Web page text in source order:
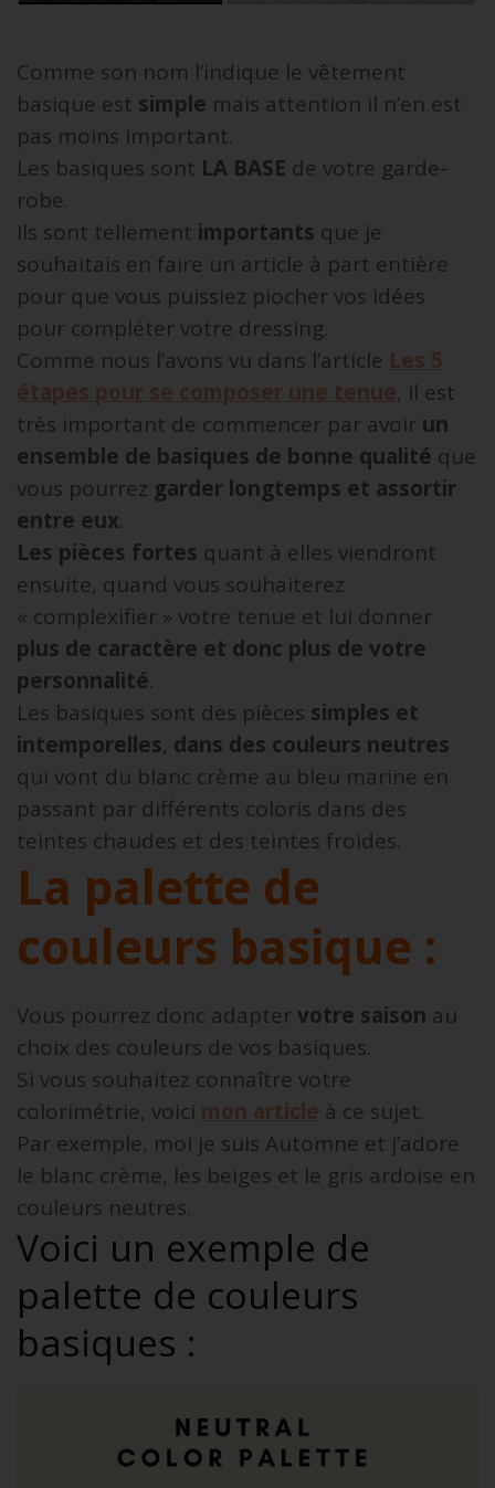
Comme son nom l’indique le vêtement
basique est simple mais attention il n’en est
pas moins important.
Les basiques sont LA BASE de votre garde-
robe.
Ils sont tellement importants que je
souhaitais en faire un article à part entière
pour que vous puissiez piocher vos idées
pour compléter votre dressing.
Comme nous l’avons vu dans l’article Les 5
étapes pour se composer une tenue, il est
très important de commencer par avoir un
ensemble de basiques de bonne qualité que
vous pourrez garder longtemps et assortir
entre eux.
Les pièces fortes quant à elles viendront
ensuite, quand vous souhaiterez
« complexifier » votre tenue et lui donner
plus de caractère et donc plus de votre
personnalité.
Les basiques sont des pièces simples et
intemporelles, dans des couleurs neutres
qui vont du blanc crème au bleu marine en
passant par différents coloris dans des
teintes chaudes et des teintes froides.
La palette de
couleurs basique :
Vous pourrez donc adaptervotre saison au
choix des couleurs de vos basiques.
Si vous souhaitez connaître votre
colorimétrie, voici mon article à ce sujet.
Par exemple, moi je suis Automne et j’adore
le blanc crème, les beiges et le gris ardoise en
couleurs neutres.
Voici un exemple de
palette de couleurs
basiques :